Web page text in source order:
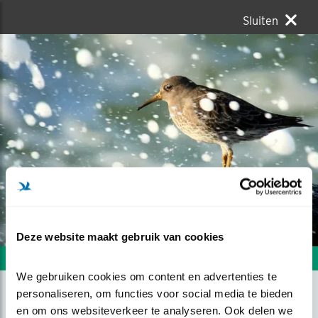
Deze website maakt gebruik van cookies
We gebruiken cookies om content en advertenties te
personaliseren, om functies voor social media te bieden
en om ons websiteverkeer te analyseren. Ook delen we
Sluiten